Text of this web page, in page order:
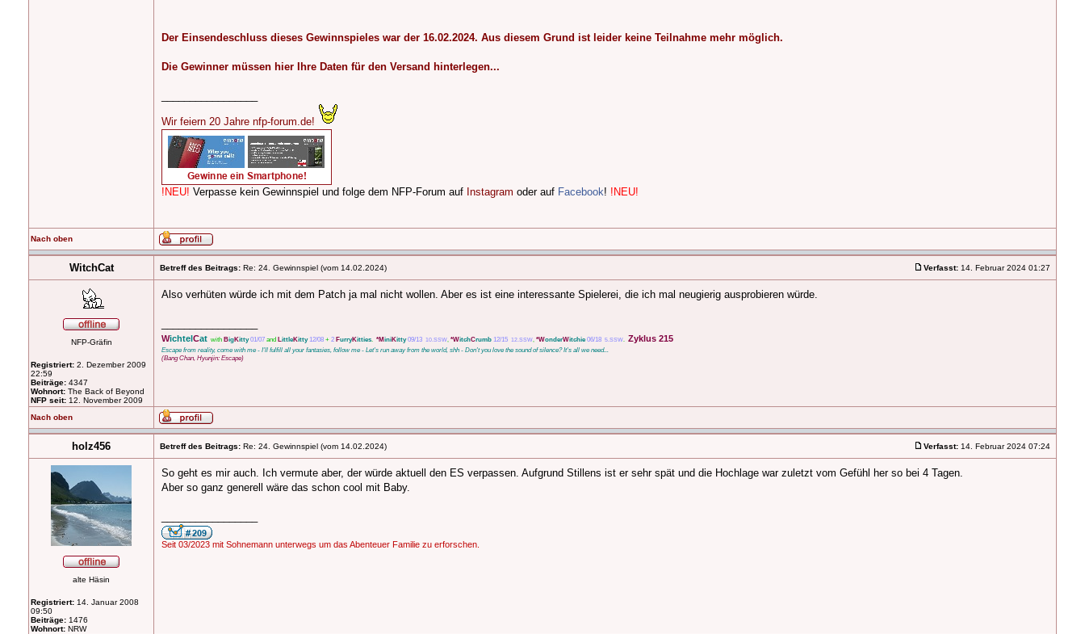
Der Einsendeschluss dieses Gewinnspieles war der 16.02.2024. Aus diesem Grund ist leider keine Teilnahme mehr möglich.
Die Gewinner müssen hier Ihre Daten für den Versand hinterlegen...
Wir feiern 20 Jahre nfp-forum.de!
!NEU! Verpasse kein Gewinnspiel und folge dem NFP-Forum auf Instagram oder auf Facebook! !NEU!
Nach oben
WitchCat Betreff des Beitrags: Re: 24. Gewinnspiel (vom 14.02.2024) Verfasst: 14. Februar 2024 01:27
NFP-Gräfin
Registriert: 2. Dezember 2009
22:59
Beiträge: 4347
Wohnort: The Back of Beyond
NFP seit: 12. November 2009
Also verhüten würde ich mit dem Patch ja mal nicht wollen. Aber es ist eine interessante Spielerei, die ich mal neugierig ausprobieren würde.
WichtelCat with BigKitty 01/07 and LittleKitty 12/08 + 2 FurryKitties. *MiniKitty 09/13 10.SSW *WitchCrumb 12/15 12.SSW *WonderWitchie 06/18 5.SSW Zyklus 215
Escape from reality, come with me - I'll fulfill all your fantasies, follow me - Let's run away from the world, shh - Don't you love the sound of silence? It's all we need...
(Bang Chan, Hyunjin: Escape)
Nach oben
holz456 Betreff des Beitrags: Re: 24. Gewinnspiel (vom 14.02.2024) Verfasst: 14. Februar 2024 07:24
alte Häsin
Registriert: 14. Januar 2008
09:50
Beiträge: 1476
Wohnort: NRW
So geht es mir auch. Ich vermute aber, der würde aktuell den ES verpassen. Aufgrund Stillens ist er sehr spät und die Hochlage war zuletzt vom Gefühl her so bei 4 Tagen.
Aber so ganz generell wäre das schon cool mit Baby.
Seit 03/2023 mit Sohnemann unterwegs um das Abenteuer Familie zu erforschen.